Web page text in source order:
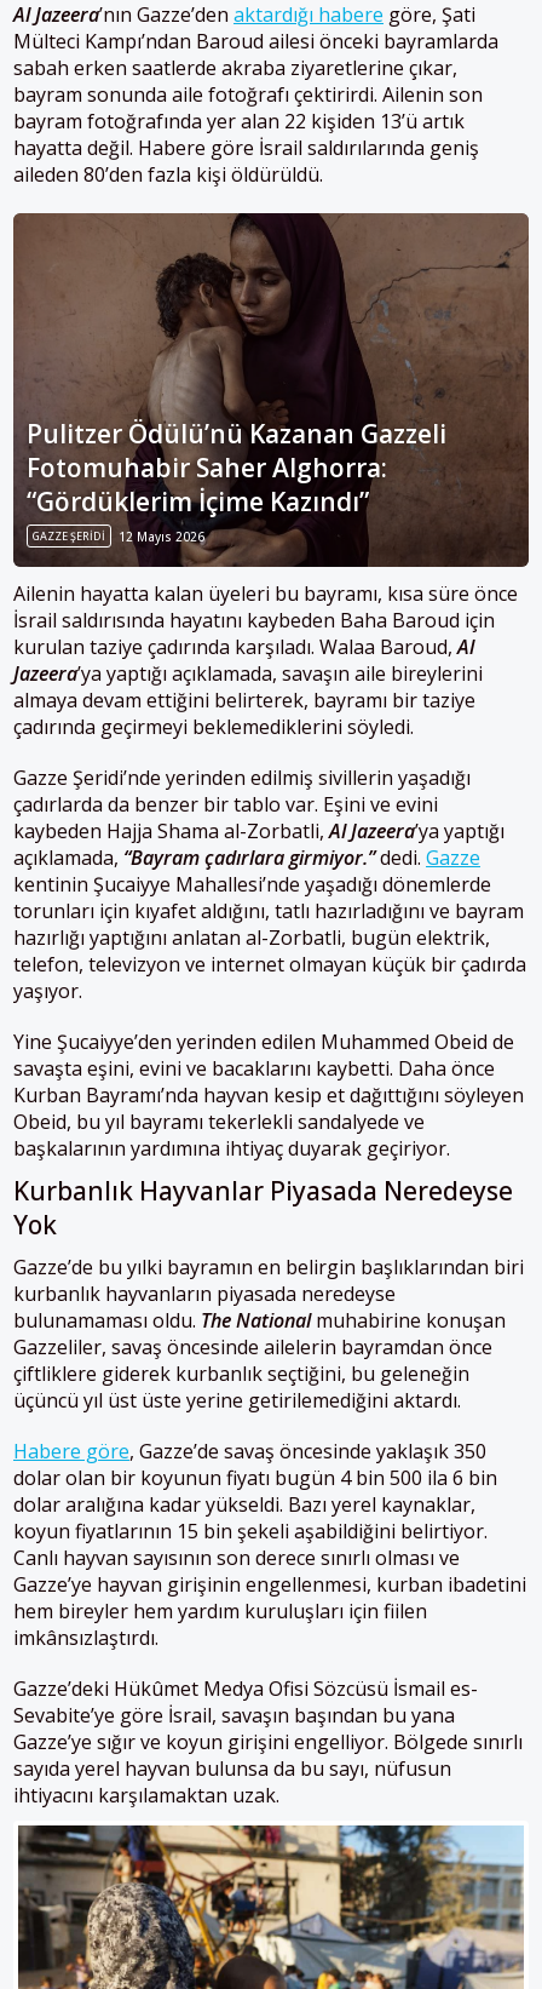
Al Jazeera’nın Gazze’den aktardığı habere göre, Şati
Mülteci Kampı’ndan Baroud ailesi önceki bayramlarda
sabah erken saatlerde akraba ziyaretlerine çıkar,
bayram sonunda aile fotoğrafı çektirirdi. Ailenin son
bayram fotoğrafında yer alan 22 kişiden 13’ü artık
hayatta değil. Habere göre İsrail saldırılarında geniş
aileden 80’den fazla kişi öldürüldü.
Pulitzer Ödülü’nü Kazanan Gazzeli
Fotomuhabir Saher Alghorra:
“Gördüklerim İçime Kazındı”
GAZZE ŞERIDI 12 Mayıs 2026
Ailenin hayatta kalan üyeleri bu bayramı, kısa süre önce
İsrail saldırısında hayatını kaybeden Baha Baroud için
kurulan taziye çadırında karşıladı. Walaa Baroud,Al
Jazeera’ya yaptığı açıklamada, savaşın aile bireylerini
almaya devam ettiğini belirterek, bayramı bir taziye
çadırında geçirmeyi beklemediklerini söyledi.
Gazze Şeridi’nde yerinden edilmiş sivillerin yaşadığı
çadırlarda da benzer bir tablo var. Eşini ve evini
kaybeden Hajja Shama al-Zorbatli,Al Jazeera’ya yaptığı
açıklamada, “Bayram çadırlara girmiyor.”dedi. Gazze
kentinin Şucaiyye Mahallesi’nde yaşadığı dönemlerde
torunları için kıyafet aldığını, tatlı hazırladığını ve bayram
hazırlığı yaptığını anlatan al-Zorbatli, bugün elektrik,
telefon, televizyon ve internet olmayan küçük bir çadırda
yaşıyor.
Yine Şucaiyye’den yerinden edilen Muhammed Obeid de
savaşta eşini, evini ve bacaklarını kaybetti. Daha önce
Kurban Bayramı’nda hayvan kesip et dağıttığını söyleyen
Obeid, bu yıl bayramı tekerlekli sandalyede ve
başkalarının yardımına ihtiyaç duyarak geçiriyor.
Kurbanlık Hayvanlar Piyasada Neredeyse
Yok
Gazze’de bu yılki bayramın en belirgin başlıklarından biri
kurbanlık hayvanların piyasada neredeyse
bulunamaması oldu. The Nationalmuhabirine konuşan
Gazzeliler, savaş öncesinde ailelerin bayramdan önce
çiftliklere giderek kurbanlık seçtiğini, bu geleneğin
üçüncü yıl üst üste yerine getirilemediğini aktardı.
Habere göre, Gazze’de savaş öncesinde yaklaşık 350
dolar olan bir koyunun fiyatı bugün 4 bin 500 ila 6 bin
dolar aralığına kadar yükseldi. Bazı yerel kaynaklar,
koyun fiyatlarının 15 bin şekeli aşabildiğini belirtiyor.
Canlı hayvan sayısının son derece sınırlı olması ve
Gazze’ye hayvan girişinin engellenmesi, kurban ibadetini
hem bireyler hem yardım kuruluşları için fiilen
imkânsızlaştırdı.
Gazze’deki Hükûmet Medya Ofisi Sözcüsü İsmail es-
Sevabite’ye göre İsrail, savaşın başından bu yana
Gazze’ye sığır ve koyun girişini engelliyor. Bölgede sınırlı
sayıda yerel hayvan bulunsa da bu sayı, nüfusun
ihtiyacını karşılamaktan uzak.